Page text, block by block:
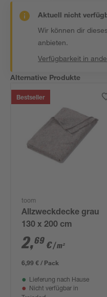
Aktuell nicht
Wir können dir
anbieten.
Verfügbarkeit in
Alternative Produkte
Bestseller
toom
Allzweckdecke grau
130 x 200 cm
2,69 €/ m²
6,99 € / Pack
Lieferung nach Hause
Nicht verfügbar in